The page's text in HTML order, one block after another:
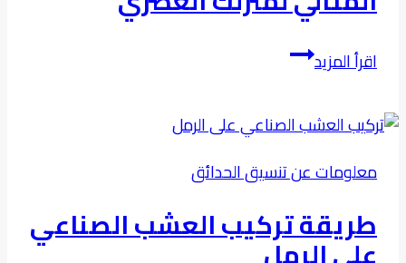
اقرأ المزيدالارضيات
الخرسانية:
المثالي
العصري
معلومات عن تنسيق الحدائق
طريقة تركيب العشب الصناعي